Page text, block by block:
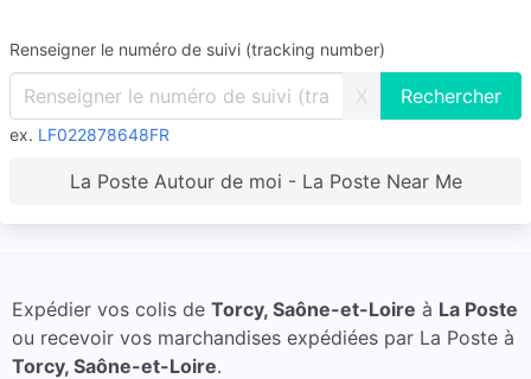
Renseigner le numéro de suivi (tracking number)
X
ex. LF022878648FR
La Poste Autour de moi - La Poste Near Me
Expédier vos colis de Torcy, Saône-et-Loire à La Poste
ou recevoir vos marchandises expédiées par La Poste à
Torcy, Saône-et-Loire.